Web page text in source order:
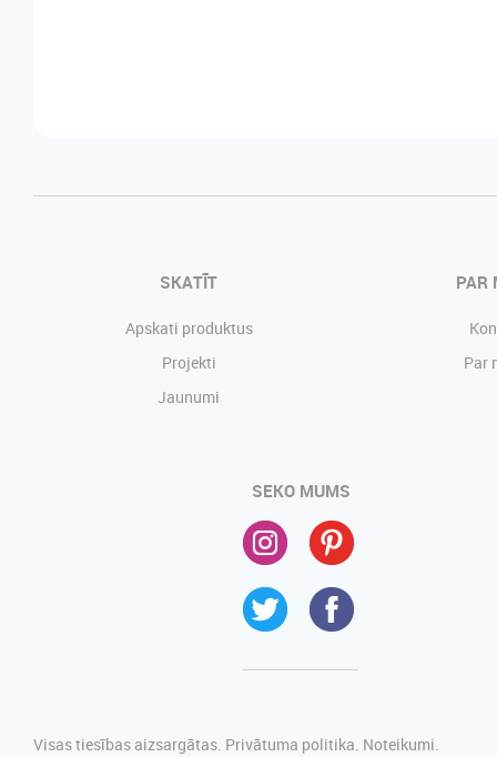
SKATĪT
Apskati produktus
Projekti
Jaunumi
PAR
Par
SEKO MUMS
Visas tiesības aizsargātas. Privātuma politika. Noteikumi.